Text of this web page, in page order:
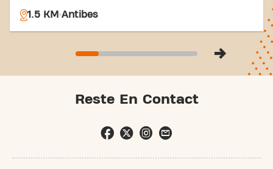
1.5 KM Antibes
Reste En Contact